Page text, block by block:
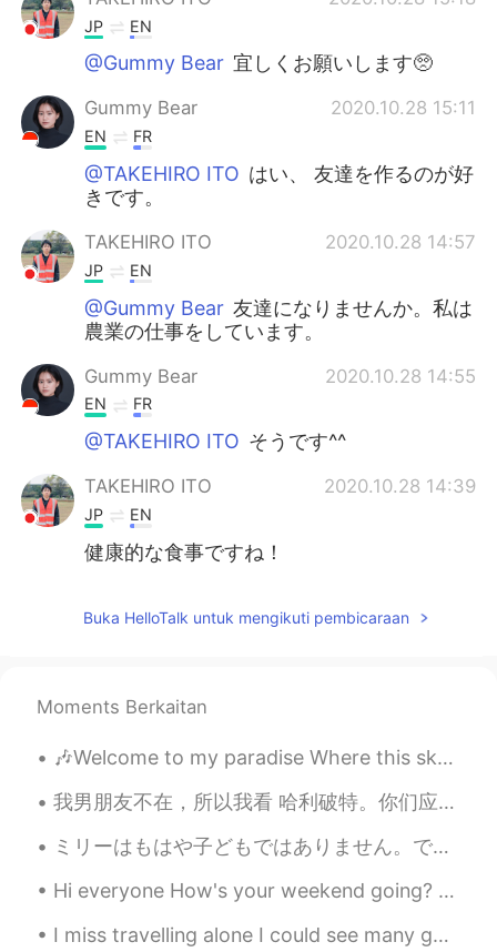
JP EN
@Gummy Bear 宜しくお願いします🥺
Gummy Bear 2020.10.28 15:11
EN FR
@TAKEHIRO ITO はい、 友達を作るのが好
きです。
TAKEHIRO ITO 2020.10.28 14:57
JP EN
@Gummy Bear 友達になりませんか。私は
農業の仕事をしています。
Gummy Bear 2020.10.28 14:55
EN FR
@TAKEHIRO ITO そうです^^
TAKEHIRO ITO 2020.10.28 14:39
JP EN
健康的な食事ですね！
Buka HelloTalk untuk mengikuti pembicaraan
Moments Berkaitan
🎶Welcome to my paradise Where this sky so blue Where the sunshine so bright Welcome to my paradi...
我男朋友不在，所以我看 哈利破特。你们应该看过吧 😏 很好看啊啊啊，我最喜欢的 character 是 Oliver Wood 因为他很帅。我以前要买中文版的可是不知道要在哪儿买的啊 😖 如果你...
ミリーはもはや子どもではありません。でも彼女はまだ雨が降るのを怖がっていて、普通の雨でもどしゃ降りでも、いつも私の部屋に走ってきて隠れようとします。私の願いはミリーがわたしのように強くなってくれ...
Hi everyone How's your weekend going? Today my aunt in Darwin was having a family gathering. Her...
I miss travelling alone I could see many good places and refreshed my mind コロナそろそろ消えないかな... 4枚目は大...